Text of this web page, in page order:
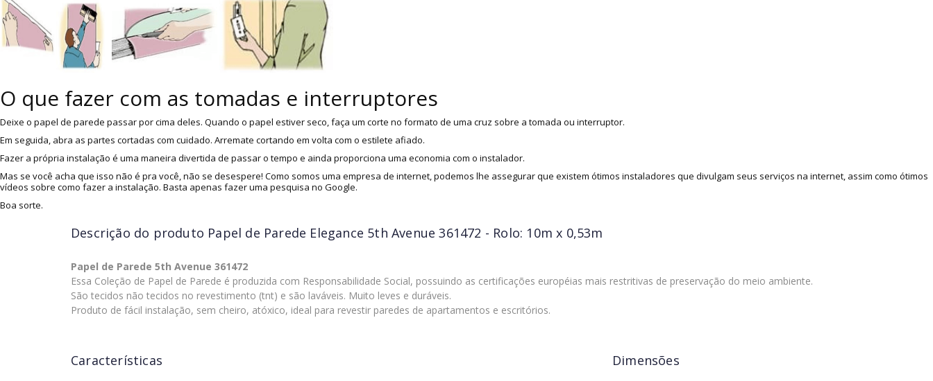
O que fazer com as tomadas e interruptores
Deixe o papel de parede passar por cima deles. Quando o papel estiver seco, faça um corte no formato de uma cruz sobre a tomada ou interruptor.
Em seguida, abra as partes cortadas com cuidado. Arremate cortando em volta com o estilete afiado.
Fazer a própria instalação é uma maneira divertida de passar o tempo e ainda proporciona uma economia com o instalador.
Mas se você acha que isso não é pra você, não se desespere! Como somos uma empresa de internet, podemos lhe assegurar que existem ótimos instaladores que divulgam seus serviços na internet, assim como ótimos
vídeos sobre como fazer a instalação. Basta apenas fazer uma pesquisa no Google.
Boa sorte.
Descrição do produto Papel de Parede Elegance 5th Avenue 361472 - Rolo: 10m x 0,53m
Papel de Parede 5th Avenue 361472
Essa Coleção de Papel de Parede é produzida com Responsabilidade Social, possuindo as certificações européias mais restritivas de preservação do meio ambiente.
São tecidos não tecidos no revestimento (tnt) e são laváveis. Muito leves e duráveis.
Produto de fácil instalação, sem cheiro, atóxico, ideal para revestir paredes de apartamentos e escritórios.
Características Dimensões